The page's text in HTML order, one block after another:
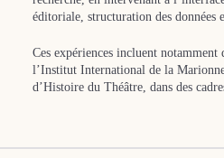
éditoriale, structuration des données
Ces expériences incluent notamment
l’Institut International de la
d’Histoire du Théâtre, dans des